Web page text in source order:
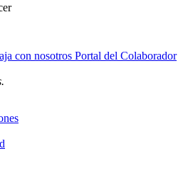
con nosotros Portal del Colaborador